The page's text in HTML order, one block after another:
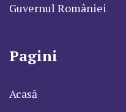
Guvernul României
Pagini
Acasă